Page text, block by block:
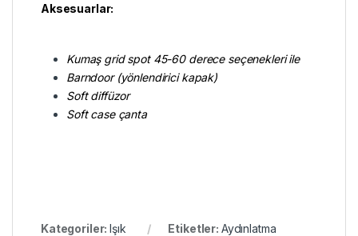
Aksesuarlar:
Kumaş grid spot 45-60 derece seçenekleri ile
Barndoor (yönlendirici kapak)
Soft diffüzor
Soft case çanta
Kategoriler:Işık Etiketler: Aydınlatma